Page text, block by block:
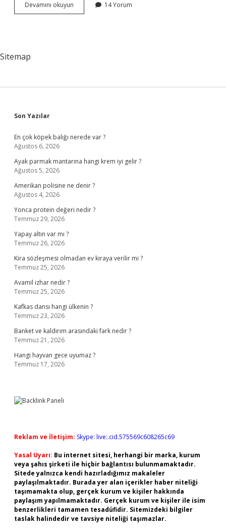
Devamını okuyun
Ağacı
14 Yorum
Sitemap
Sidebar
Son Yazılar
En çok köpek balığı nerede var ?
Ağustos 6, 2026
Ayak parmak mantarına hangi krem iyi gelir ?
Ağustos 5, 2026
Amerikan polisine ne denir ?
Ağustos 4, 2026
Yonca protein değeri nedir ?
Temmuz 29, 2026
Yapay altın var mı ?
Temmuz 26, 2026
Kira sözleşmesi olmadan ev kiraya verilir mi ?
Temmuz 25, 2026
Avamil izhar nedir ?
Temmuz 25, 2026
Kafkas dansı hangi ülkenin ?
Temmuz 23, 2026
Banket ve kaldırım arasındaki fark nedir ?
Temmuz 21, 2026
Hangi hayvan gece uyumaz ?
Temmuz 17, 2026
Reklam ve İletişim: Skype: live:.cid.575569c608265c69
Yasal Uyarı: Bu internet sitesi, herhangi bir marka, kurum
veya şahıs şirketi ile hiçbir bağlantısı bulunmamaktadır.
Sitede yalnızca kendi hazırladığımız makaleler
paylaşılmaktadır. Burada yer alan içerikler haber niteliği
taşımamakta olup, gerçek kurum ve kişiler hakkında
paylaşım yapılmamaktadır. Gerçek kurum ve kişiler ile isim
benzerlikleri tamamen tesadüfidir. Sitemizdeki bilgiler
taslak halindedir ve tavsiye niteliği taşımazlar.